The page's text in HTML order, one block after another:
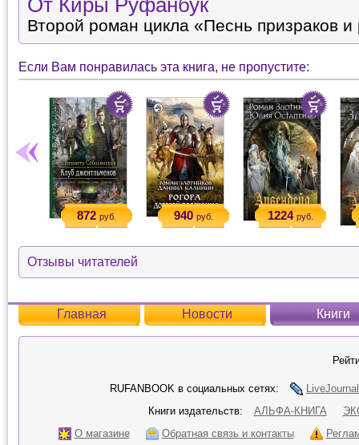
От Киры Руфанбук
Второй роман цикла «Песнь призраков и
Если Вам понравилась эта книга, не пропустите:
872 руб. 940 руб. 1224 руб.
Отзывы читателей
Главная Новости Книги
RUFANBOOK в социальных сетях:
LiveJournal
Книги издательств:
АЛЬФА-КНИГА
О магазине
Обратная связь и контакты